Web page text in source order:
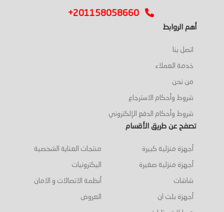
+201158058660
أهم الروابط
اتصل بنا
خدمة العملاء
من نحن
شروط وأحكام الاسترجاع
شروط وأحكام الدفع الإلكتروني
تصفح عن طريق الأقسام
أجهزة منزلية كبيرة
أجهزة منزلية صغيرة
شاشات
أجهزة بلت ان
منتجات العناية الشخصية
اليكترونيات
أنظمة الاتصالات و الامان
العروض